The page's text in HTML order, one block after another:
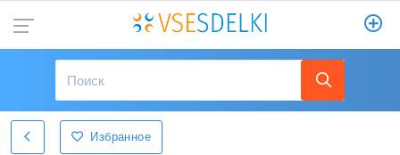
Избранное